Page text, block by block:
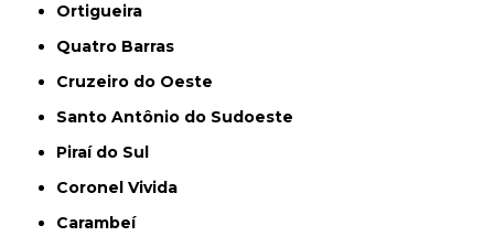
Ortigueira
Quatro Barras
Cruzeiro do Oeste
Santo Antônio do Sudoeste
Piraí do Sul
Coronel Vivida
Carambeí